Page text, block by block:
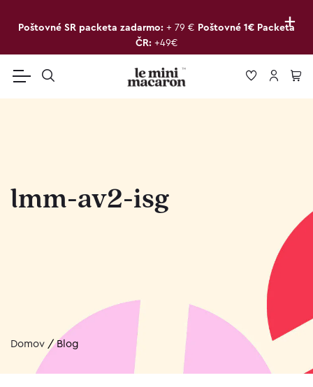
+
Poštovné SR packeta zadarmo: + 79 € Poštovné 1€ Packeta
ČR: +49€
lmm-av2-isg
Domov /Blog